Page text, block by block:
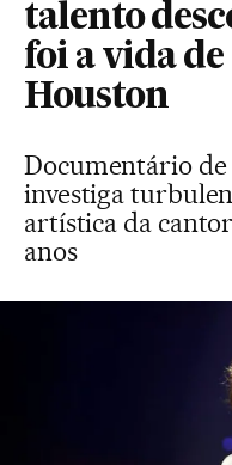
talento
foi a vida
Houston
Documentário
investiga
artística da
anos